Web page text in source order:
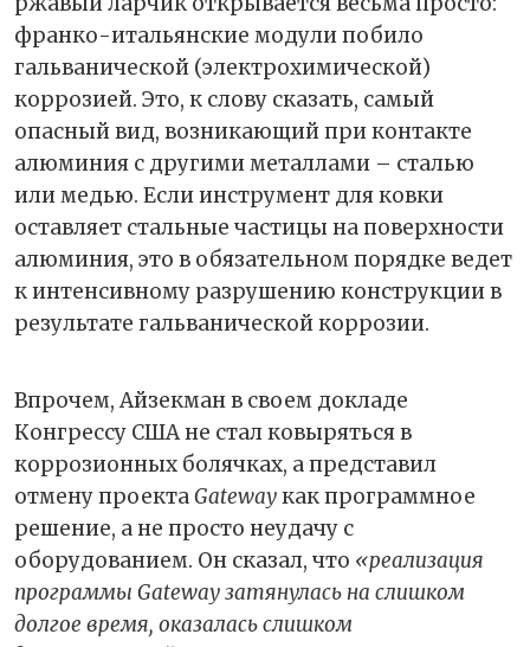
франко-итальянские модули побило
гальванической (электрохимической)
коррозией. Это, к слову сказать, самый
опасный вид, возникающий при контакте
алюминия с другими металлами – сталью
или медью. Если инструмент для ковки
оставляет стальные частицы на поверхности
алюминия, это в обязательном порядке ведет
к интенсивному разрушению конструкции в
результате гальванической коррозии.
Впрочем, Айзекман в своем докладе
Конгрессу США не стал ковыряться в
коррозионных болячках, а представил
отмену проектаGatewayкак программное
решение, а не просто неудачу с
оборудованием. Он сказал, что «реализация
программы Gateway затянулась на слишком
долгое время, оказалась слишком